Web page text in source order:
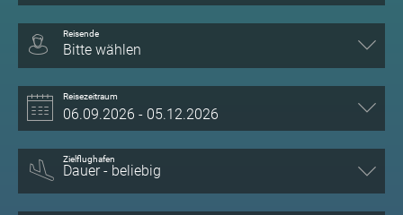
Reisende
Bitte wählen
Reisezeitraum
Zielflughafen